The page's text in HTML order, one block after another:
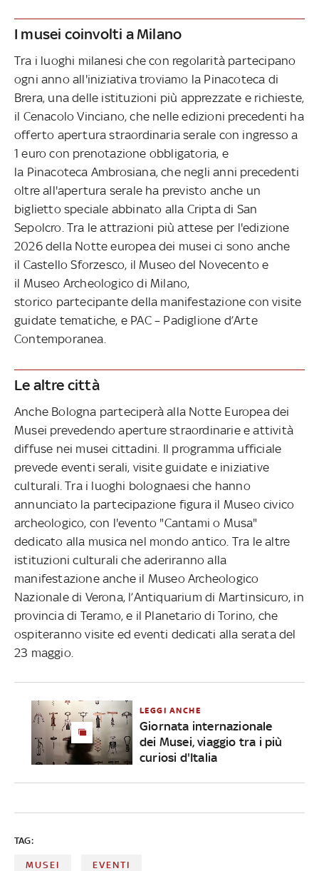
I musei coinvolti a Milano
Tra i luoghi milanesi che con regolarità partecipano
ogni anno all'iniziativa troviamo la Pinacoteca di
Brera, una delle istituzioni più apprezzate e richieste,
il Cenacolo Vinciano, che nelle edizioni precedenti ha
offerto apertura straordinaria serale con ingresso a
1 euro con prenotazione obbligatoria, e
la Pinacoteca Ambrosiana, che negli anni precedenti
oltre all'apertura serale ha previsto anche un
biglietto speciale abbinato alla Cripta di San
Sepolcro. Tra le attrazioni più attese per l'edizione
2026 della Notte europea dei musei ci sono anche
il Castello Sforzesco, il Museo del Novecento e
il Museo Archeologico di Milano,
storico partecipante della manifestazione con visite
guidate tematiche, e PAC – Padiglione d’Arte
Contemporanea.
Le altre città
Anche Bologna parteciperà alla Notte Europea dei
Musei prevedendo aperture straordinarie e attività
diffuse nei musei cittadini. Il programma ufficiale
prevede eventi serali, visite guidate e iniziative
culturali. Tra i luoghi bolognaesi che hanno
annunciato la partecipazione figura il Museo civico
archeologico, con l'evento "Cantami o Musa"
dedicato alla musica nel mondo antico. Tra le altre
istituzioni culturali che aderiranno alla
manifestazione anche il Museo Archeologico
Nazionale di Verona, l’Antiquarium di Martinsicuro, in
provincia di Teramo, e il Planetario di Torino, che
ospiteranno visite ed eventi dedicati alla serata del
23 maggio.
LEGGI ANCHE
Giornata internazionale
dei Musei, viaggio tra i più
curiosi d'Italia
TAG:
MUSEI EVENTI